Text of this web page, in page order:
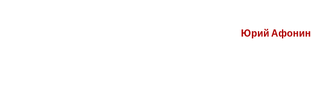
Юрий Афонин